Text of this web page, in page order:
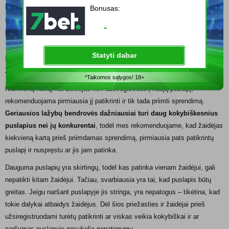
lažybų bendrovių ir jų klientų. Jeigu žaidėjams reikia pagalbos bet kokiais
su lošimais susijusiais klausimais, jie visada gali kreiptis į bendrovės
pagalbą, lošimų priežiūros tarnybą bei kitas organizacijas.
Kaip Atrodo Lažybų Tinklapiai ir Kokią Patirtį jie Teikia
Žaidėjams
Kiekvieną kartą, kai žaidėjas nori užsiregistruoti į naują puslapį,
rekomenduojama pirmiausia jį patikrinti ir tik tada priimti sprendimą.
Geriausios lažybų bendrovės dažniausiai turi daug kokybiškesnius
puslapius nei jų konkurentai , todėl mes rekomenduojame, kad žaidėjas
kiekvieną kartą prieš priimdamas sprendimą, pirmiausia pats patikrintų
puslapį ir nuspręstu ar jis jam patinka.
Dauguma puslapių yra skirtingų, todėl kas patinka vienam žaidėjui, gali
nepatikti kitam žaidėjui. Tačiau, svarbiausia yra tai, kad puslapis būtų
greitas. Jeigu naršant puslapyje jis stringa, yra nepatogus – tikėtina, kad
tokie dalykai atbaidys žaidėjus. Dėl šios priežasties ir žaidėjai prieš
užsiregistruodami turėtų patikrinti ar viskas veikia kokybiškai ir ar
Bonusas:
-
Statyti dabar
*Taikomos sąlygos! 18+